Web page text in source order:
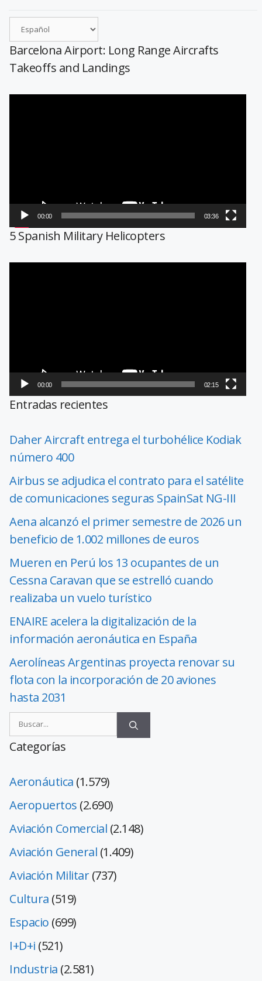
Barcelona Airport: Long Range Aircrafts
Takeoffs and Landings
00:00 03:36
5 Spanish Military Helicopters
00:00 02:15
Entradas recientes
Daher Aircraft entrega el turbohélice Kodiak
número 400
Airbus se adjudica el contrato para el satélite
de comunicaciones seguras SpainSat NG-III
Aena alcanzó el primer semestre de 2026 un
beneficio de 1.002 millones de euros
Mueren en Perú los 13 ocupantes de un
Cessna Caravan que se estrelló cuando
realizaba un vuelo turístico
ENAIRE acelera la digitalización de la
información aeronáutica en España
Aerolíneas Argentinas proyecta renovar su
flota con la incorporación de 20 aviones
hasta 2031
Categorías
Aeronáutica (1.579)
Aeropuertos (2.690)
Aviación Comercial (2.148)
Aviación General (1.409)
Aviación Militar(737)
Cultura (519)
Espacio (699)
I+D+i (521)
Industria (2.581)